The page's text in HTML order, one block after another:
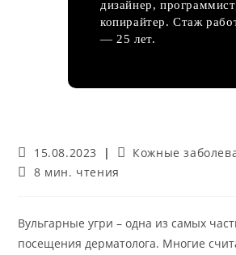
дизайнер,
копирайтер. Стаж
— 25 лет.
Запись
опубликована:
15.08.2023
Рубрика
записи:
Кожные
Время
8 мин. чтения
Вульгарные угри – одна из самых
посещения дерматолога. Многие